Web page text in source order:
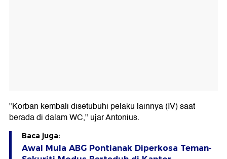
"Korban kembali disetubuhi pelaku lainnya (IV) saat
berada di dalam WC," ujar Antonius.
Baca juga:
Awal Mula ABG Pontianak Diperkosa Teman-